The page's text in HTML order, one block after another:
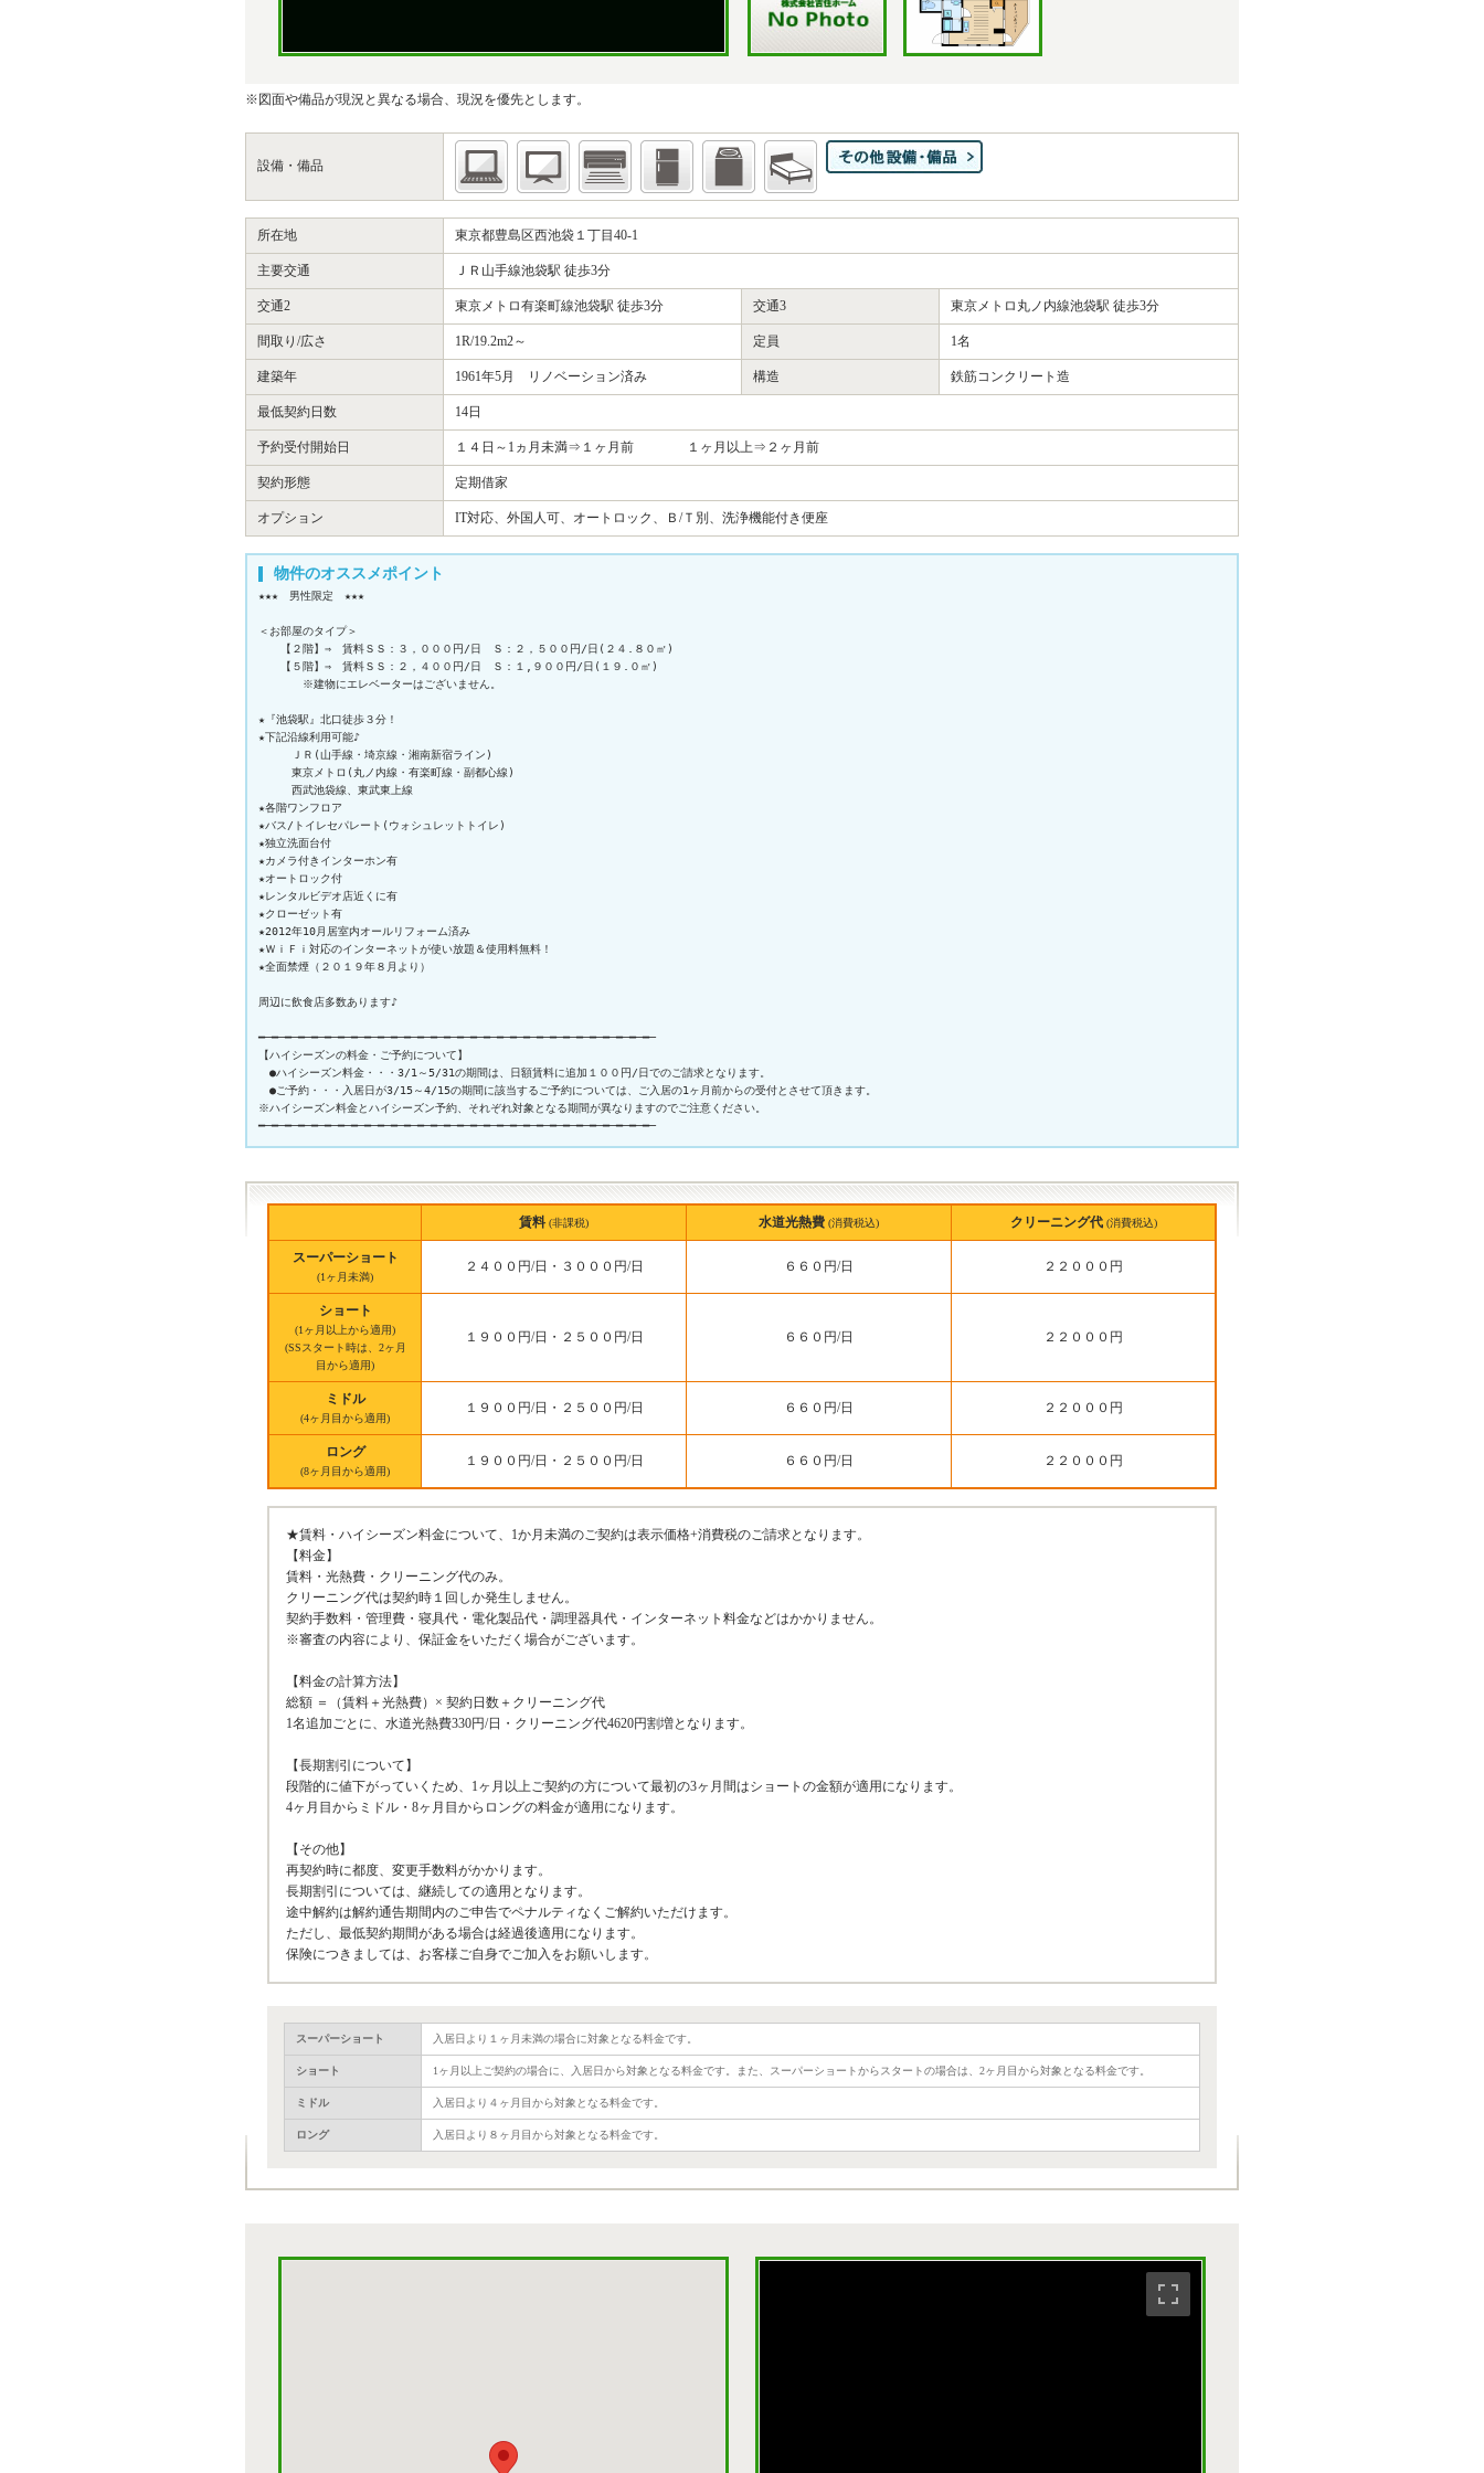
※図面や備品が現況と異なる場合、現況を優先とします。
設備・備品
所在地 東京都豊島区西池袋１丁目40-1
主要交通 ＪＲ山手線池袋駅 徒歩3分
交通2 東京メトロ有楽町線池袋駅 徒歩3分 交通3 東京メトロ丸ノ内線池袋駅 徒歩3分
間取り/広さ 1R/19.2m2～ 定員 1名
建築年 1961年5月 リノベーション済み 構造 鉄筋コンクリート造
最低契約日数 14日
予約受付開始日 １４日～1ヵ月未満⇒１ヶ月前 １ヶ月以上⇒２ヶ月前
契約形態 定期借家
オプション IT対応、外国人可、オートロック、Ｂ/Ｔ別、洗浄機能付き便座
物件のオススメポイント
★★★　男性限定　★★★
＜お部屋のタイプ＞
【２階】⇒　賃料ＳＳ：３，０００円/日　Ｓ：２，５００円/日(２４.８０㎡)
【５階】⇒　賃料ＳＳ：２，４００円/日　Ｓ：１,９００円/日(１９.０㎡)
※建物にエレベーターはございません。
★『池袋駅』北口徒歩３分！
★下記沿線利用可能♪
ＪＲ(山手線・埼京線・湘南新宿ライン)
東京メトロ(丸ノ内線・有楽町線・副都心線)
西武池袋線、東武東上線
★各階ワンフロア
★バス/トイレセパレート(ウォシュレットトイレ)
★独立洗面台付
★カメラ付きインターホン有
★オートロック付
★レンタルビデオ店近くに有
★クローゼット有
★2012年10月居室内オールリフォーム済み
★ＷｉＦｉ対応のインターネットが使い放題＆使用料無料！
★全面禁煙（２０１９年８月より）
周辺に飲食店多数あります♪
━─━─━─━─━─━─━─━─━─━─━─━─━─━─━─━─━─━─━─━─━─━─━─━─━─━─━─━─━─━─
【ハイシーズンの料金・ご予約について】
●ハイシーズン料金・・・3/1～5/31の期間は、日額賃料に追加１００円/日でのご請求となります。
●ご予約・・・入居日が3/15～4/15の期間に該当するご予約については、ご入居の1ヶ月前からの受付とさせて頂きます。
※ハイシーズン料金とハイシーズン予約、それぞれ対象となる期間が異なりますのでご注意ください。
賃料 (非課税) 水道光熱費 (消費税込) クリーニング代 (消費税込)
スーパーショート
(1ヶ月未満)
２４００円/日・３０００円/日 ６６０円/日 ２２０００円
ショート
(1ヶ月以上から適用)
(SSスタート時は、2ヶ月
目から適用)
１９００円/日・２５００円/日 ６６０円/日 ２２０００円
ミドル
(4ヶ月目から適用)
１９００円/日・２５００円/日 ６６０円/日 ２２０００円
ロング
(8ヶ月目から適用)
１９００円/日・２５００円/日 ６６０円/日 ２２０００円
★賃料・ハイシーズン料金について、1か月未満のご契約は表示価格+消費税のご請求となります。
【料金】
賃料・光熱費・クリーニング代のみ。
クリーニング代は契約時１回しか発生しません。
契約手数料・管理費・寝具代・電化製品代・調理器具代・インターネット料金などはかかりません。
※審査の内容により、保証金をいただく場合がございます。
【料金の計算方法】
総額 ＝（賃料＋光熱費）× 契約日数＋クリーニング代
1名追加ごとに、水道光熱費330円/日・クリーニング代4620円割増となります。
【長期割引について】
段階的に値下がっていくため、1ヶ月以上ご契約の方について最初の3ヶ月間はショートの金額が適用になります。
4ヶ月目からミドル・8ヶ月目からロングの料金が適用になります。
【その他】
再契約時に都度、変更手数料がかかります。
長期割引については、継続しての適用となります。
途中解約は解約通告期間内のご申告でペナルティなくご解約いただけます。
ただし、最低契約期間がある場合は経過後適用になります。
保険につきましては、お客様ご自身でご加入をお願いします。
スーパーショート 入居日より１ヶ月未満の場合に対象となる料金です。
ショート 1ヶ月以上ご契約の場合に、入居日から対象となる料金です。また、スーパーショートからスタートの場合は、2ヶ月目から対象となる料金です。
ミドル 入居日より４ヶ月目から対象となる料金です。
ロング 入居日より８ヶ月目から対象となる料金です。